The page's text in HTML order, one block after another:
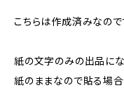
こちらは作成済みなの
紙の文字のみの出品にな
紙のままなので貼る場合